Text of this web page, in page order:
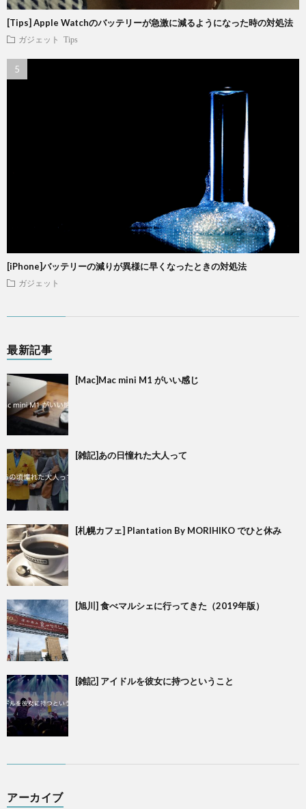
[Tips] Apple Watchのバッテリーが急激に減るようになった時の対処法
ガジェット Tips
[iPhone]バッテリーの減りが異様に早くなったときの対処法
ガジェット
最新記事
[Mac]Mac mini M1 がいい感じ
[雑記]あの日憧れた大人って
[札幌カフェ] Plantation By MORIHIKO でひと休み
[旭川] 食べマルシェに行ってきた（2019年版）
[雑記] アイドルを彼女に持つということ
アーカイブ